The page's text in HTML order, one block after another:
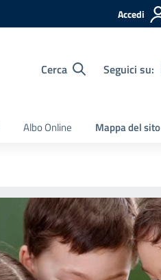
Accedi
Cerca Seguici su:
Albo Online Mappa del sito